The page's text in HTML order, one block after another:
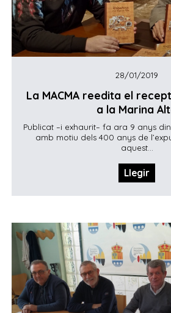
28/01/2019
La MACMA reedita el
a la Marina
Publicat –i exhaurit– fa ara 9 anys
amb motiu dels 400 anys de
aquest...
Llegir